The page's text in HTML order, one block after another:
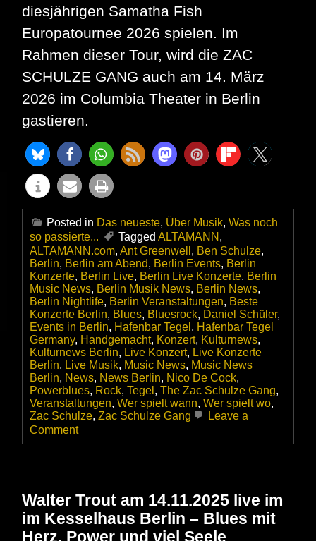
diesjährigen Samatha Fish
Europatournee 2026 spielen. Im
Rahmen dieser Tour, wird die ZAC
SCHULZE GANG auch am 14. März
2026 im Columbia Theater in Berlin
gastieren.
Posted in Das neueste, Über Musik, Was noch
so passierte...
Tagged ALTAMANN ,
ALTAMANN.com, Ant Greenwell , Ben Schulze,
Berlin, Berlin am Abend, Berlin Events, Berlin
Konzerte, Berlin Live, Berlin Live Konzerte, Berlin
Music News, Berlin Musik News, Berlin News,
Berlin Nightlife, Berlin Veranstaltungen, Beste
Konzerte Berlin, Blues, Bluesrock, Daniel Schüler,
Events in Berlin, Hafenbar Tegel , Hafenbar Tegel
Germany, Handgemacht, Konzert, Kulturnews,
Kulturnews Berlin, Live Konzert, Live Konzerte
Berlin, Live Musik, Music News, Music News
Berlin, News, News Berlin, Nico De Cock,
Powerblues, Rock, Tegel , The Zac Schulze Gang,
Veranstaltungen, Wer spielt wann, Wer spielt wo,
Zac Schulze, Zac Schulze Gang
Leave a
Commenton
Die
startet
ganz
groß
durch
Walter Trout am 14.11.2025 live im
im Kesselhaus Berlin – Blues mit
Herz, Power und viel Seele